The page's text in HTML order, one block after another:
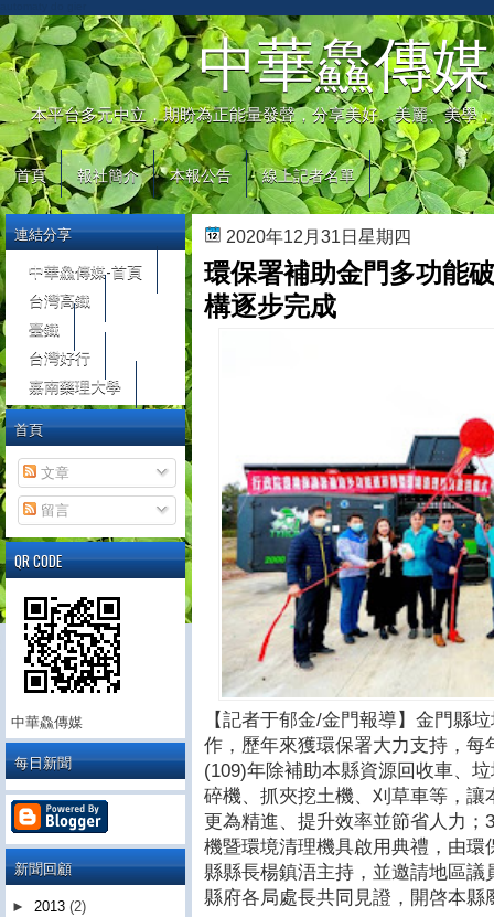
中華鱻傳媒
本平台多元中立，期盼為正能量發聲，分享美好、美麗、美學
首頁 報社簡介 本報公告 線上記者名單
2020年12月31日星期四
環保署補助金門多功能
構逐步完成
【記者于郁金/金門報導】金門縣
作，歷年來獲環保署大力支持，
(109)年除補助本縣資源回收車、
碎機、抓夾挖土機、刈草車等，
更為精進、提升效率並節省人力
機暨環境清理機具啟用典禮，由
縣縣長楊鎮浯主持，並邀請地區
縣府各局處長共同見證，開啓本縣
連結分享
中華鱻傳媒-首頁
台灣高鐵
臺鐵
台灣好行
嘉南藥理大學
首頁
文章
留言
QR CODE
中華鱻傳媒
每日新聞
新聞回顧
► 2013 (2)